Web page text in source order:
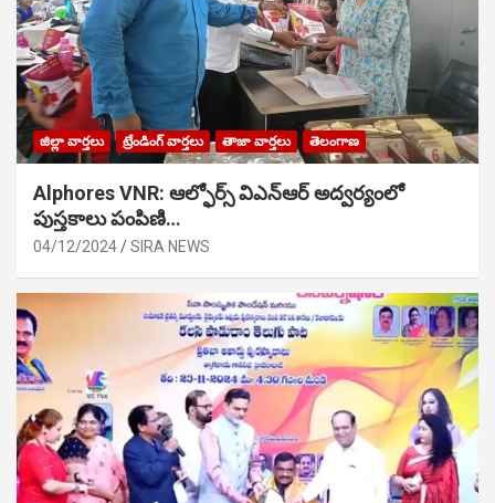
జిల్లా వార్తలు ట్రేండింగ్ వార్తలు తాజా వార్తలు తెలంగాణ
Alphores VNR: ఆల్ఫోర్స్ విఎన్ఆర్ అద్వర్యంలో
పుస్తకాలు పంపిణి…
04/12/2024 SIRA NEWS